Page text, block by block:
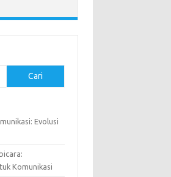
Cari
Evolusi
Komunikasi